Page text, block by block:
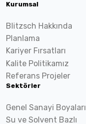
Kurumsal
Blitzsch Hakkında
Planlama
Kariyer Fırsatları
Kalite Politikamız
Referans Projeler
Sektörler
Genel Sanayi Boyaları
Su ve Solvent Bazlı